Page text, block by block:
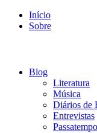
Início
Sobre
Blog
Literatura
Música
Diários de
Entrevistas